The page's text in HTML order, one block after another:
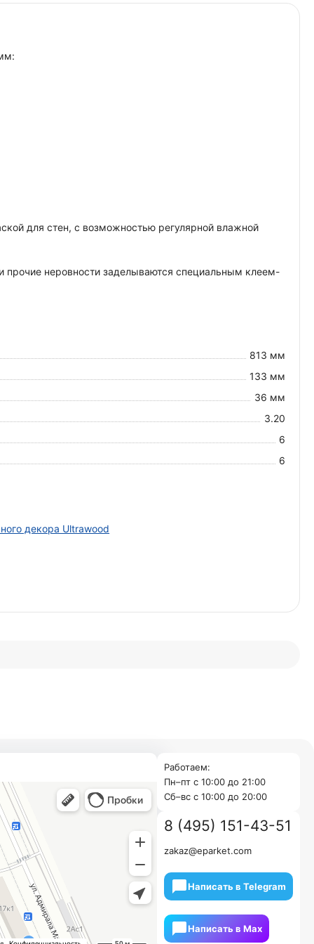
для стен, с возможностью регулярной влажной
прочие неровности заделываются специальным клеем-
813 мм
133 мм
36 мм
3.20
6
6
декора Ultrawood
Работаем:
Пн–пт с 10:00 до 21:00
Cб–вс с 10:00 до 20:00
8 (495) 151-43-51
zakaz@eparket.com
Написать в Telegram
Написать в Мах